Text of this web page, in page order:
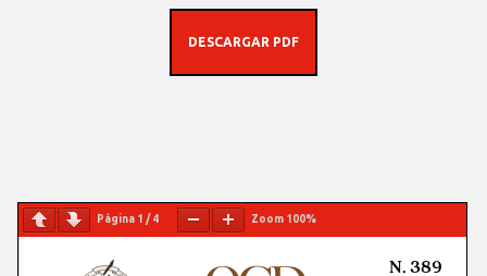
DESCARGAR PDF
Página 1 /4 Zoom 100%